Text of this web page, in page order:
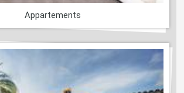
Appartements